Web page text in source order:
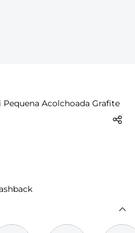
Acolchoada Grafite